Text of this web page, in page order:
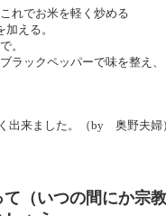
れでお米を軽く炒める
える。
。
ラックペッパーで味を整え、
出来ました。（by 奥野夫婦
（いつの間にか宗教